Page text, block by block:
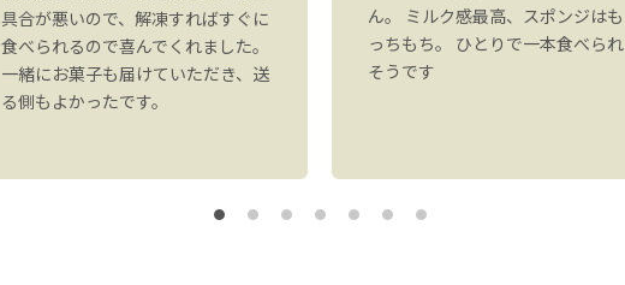
具合が悪いので、解凍すればすぐに
食べられるので喜んでくれました。
一緒にお菓子も届けていただき、送
る側もよかったです。
ん。 ミルク感最高、スポンジはも
っちもち。 ひとりで一本食べられ
そうです